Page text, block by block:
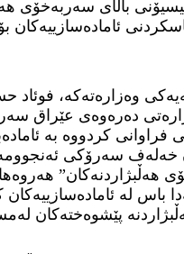
باڵای سەربەخۆی
ئامادەسازییەکان
وەزارەتەکە، فوئاد
دەرەوەی عێراق
فراوانی کردووە بە
خەلەف سەرۆکی
هەڵبژاردنەکان”
باس لە ئامادەسازییەکان
پێشوەختەکان